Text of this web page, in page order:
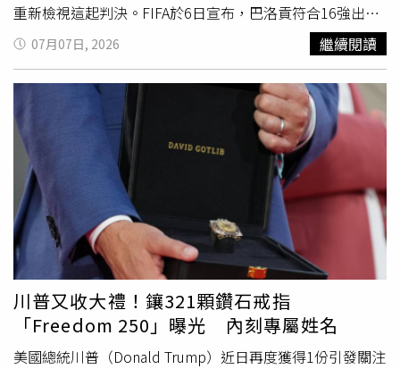
重新檢視這起判決。FIFA於6日宣布，巴洛貢符合16強出賽
資格，消息一出立即掀起各界討論，比利時足協則痛批此舉
「令人震驚且踐踏規則」。川普7日在白宮
橢圓形辦公室受
訪時表示，他只是要求FIFA重新審視判決，並未要求對方必
須撤銷禁賽。他表示，「我只是要求重新檢視，我沒有說
『你一定要這麼做』。」川普不認為巴洛貢的行為是犯規，
只是兩名球員高速奔跑時碰撞在一起，「他沒有做錯任何
事。」美國隊前鋒巴洛貢（Folarin Balogun）。（圖／達
志／美聯社）這也是川普首度詳細說明自己與因凡蒂諾通話
內容。川普與因凡蒂諾關係密切，而據《CNN》引述知情人
士說法，白宮世界盃工作小組負責人朱利安尼（Andrew
Giuliani）、美國商務部長盧特尼克（Howard Lutnick）及
其他官員，也共同參與協調，希望促使FIFA重新考慮巴洛貢
的禁賽決定。川普強調，他並未要求因凡蒂諾如何處理案
件，也沒有權力干預FIFA的決策。他表示，最終裁決是由獨
立委員會作出，並認為委員會做出了正確決定。因凡蒂諾隨
後也在社群平台X發表長文，證實曾接到川普來電，但強調
07月07日, 2026 繼續閱讀
川普又收大禮！鑲321顆鑽石戒指
「Freedom 250」曝光 內刻專屬姓名
美國總統川普（Donald Trump）近日再度獲得1份引發關注